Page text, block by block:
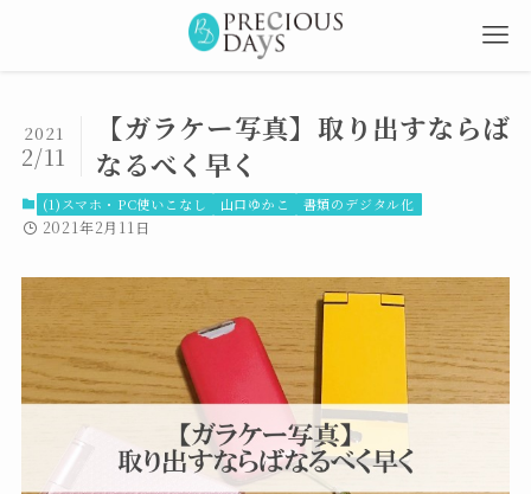
【ガラケー写真】取り出すならば
なるべく早く
2021
2/11
(1)スマホ・PC使いこなし 山口ゆかこ 書類のデジタル化
2021年2月11日